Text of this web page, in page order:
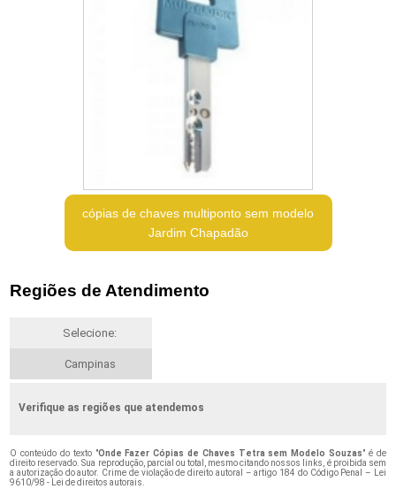
cópias de chaves multiponto sem modelo
Jardim Chapadão
Regiões de Atendimento
Selecione:
Campinas
Verifique as regiões que atendemos
O conteúdo do texto "Onde Fazer Cópias de Chaves Tetra sem Modelo Souzas" é de
direito reservado. Sua reprodução, parcial ou total, mesmo citando nossos links, é proibida sem
a autorização do autor. Crime de violação de direito autoral – artigo 184 do Código Penal –
Lei
9610/98 - Lei de direitos autorais